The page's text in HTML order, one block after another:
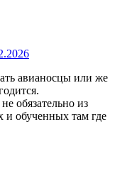
авианосцы или же
обязательно из
и обученных там где